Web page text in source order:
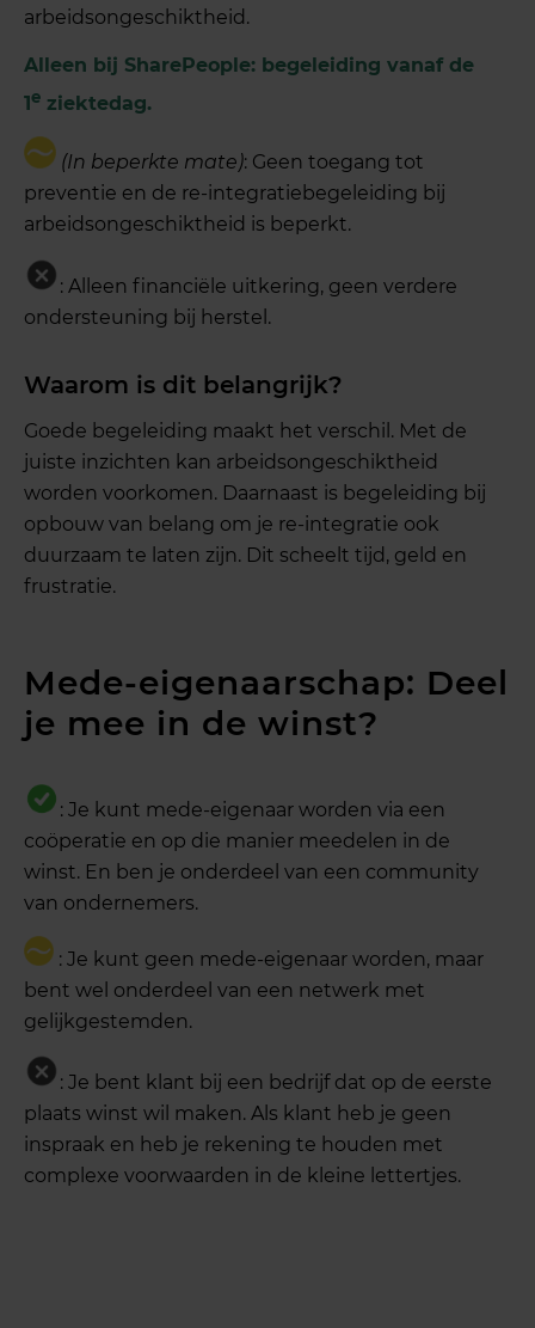
arbeidsongeschiktheid.
Alleen bij SharePeople: begeleiding vanaf de
1e ziektedag.
(In beperkte mate): Geen toegang tot
preventie en de re-integratiebegeleiding bij
arbeidsongeschiktheid is beperkt.
: Alleen financiële uitkering, geen verdere
ondersteuning bij herstel.
Waarom is dit belangrijk?
Goede begeleiding maakt het verschil. Met de
juiste inzichten kan arbeidsongeschiktheid
worden voorkomen. Daarnaast is begeleiding bij
opbouw van belang om je re-integratie ook
duurzaam te laten zijn. Dit scheelt tijd, geld en
frustratie.
Mede-eigenaarschap: Deel
je mee in de winst?
: Je kunt mede-eigenaar worden via een
coöperatie en op die manier meedelen in de
winst. En ben je onderdeel van een community
van ondernemers.
: Je kunt geen mede-eigenaar worden, maar
bent wel onderdeel van een netwerk met
gelijkgestemden.
: Je bent klant bij een bedrijf dat op de eerste
plaats winst wil maken. Als klant heb je geen
inspraak en heb je rekening te houden met
complexe voorwaarden in de kleine lettertjes.